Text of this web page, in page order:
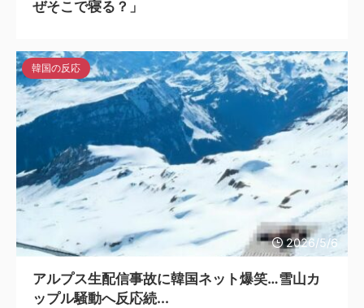
ぜそこで寝る？」
2026/5/6
韓国の反応
アルプス生配信事故に韓国ネット爆笑…雪山カ
ップル騒動へ反応続...